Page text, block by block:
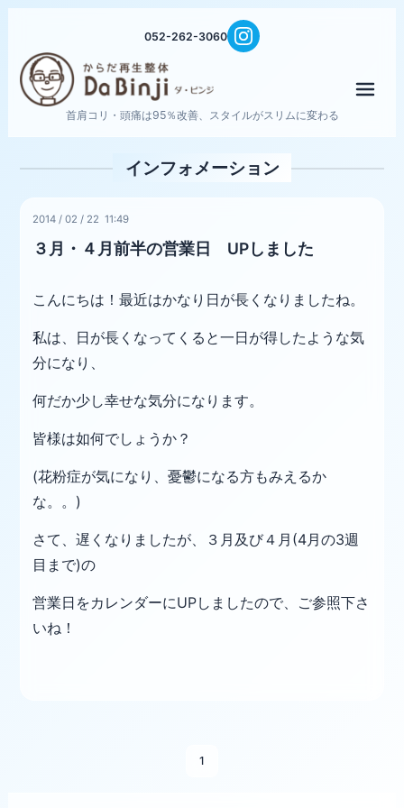
052-262-3060
首肩コリ・頭痛は95％改善、スタイルがスリムに変わる
インフォメーション
2014 /02 / 22 11:49
３月・４月前半の営業日 UPしました
こんにちは！最近はかなり日が長くなりましたね。
私は、日が長くなってくると一日が得したような気
分になり、
何だか少し幸せな気分になります。
皆様は如何でしょうか？
(花粉症が気になり、憂鬱になる方もみえるか
な。。)
さて、遅くなりましたが、３月及び４月(4月の3週
目まで)の
営業日をカレンダーにUPしましたので、 ご参照下さ
いね！
1